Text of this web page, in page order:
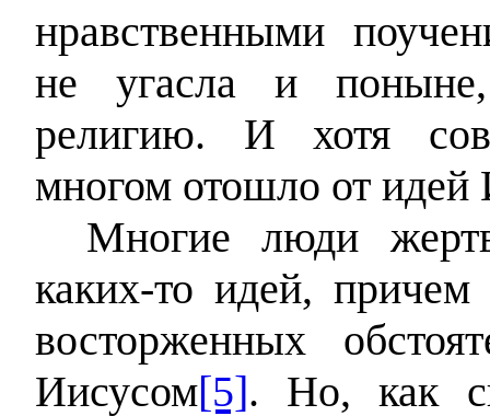
нравственными
не угасла и
религию. И хотя
многом отошло от идей
Многие люди
каких-то идей,
восторженных
Иисусом[5]. Но, как